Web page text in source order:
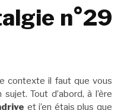
n°29
contexte il faut que vous
Tout d’abord, à l’ère
et j’en étais plus que